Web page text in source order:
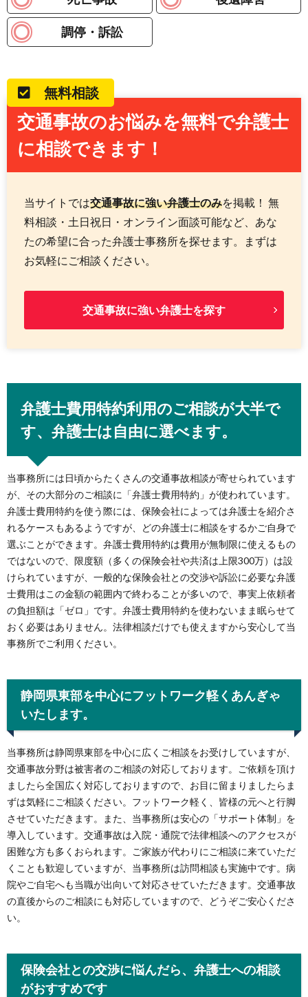
調停・訴訟
無料相談
交通事故のお悩みを無料で弁護士
に相談できます！
当サイトでは交通事故に強い弁護士のみを掲載！ 無
料相談・土日祝日・オンライン面談可能など、あな
たの希望に合った弁護士事務所を探せます。まずは
お気軽にご相談ください。
交通事故に強い弁護士を探す
弁護士費用特約利用のご相談が大半で
す、弁護士は自由に選べます。
当事務所には日頃からたくさんの交通事故相談が寄せられています
が、その大部分のご相談に「弁護士費用特約」が使われています。
弁護士費用特約を使う際には、保険会社によっては弁護士を紹介さ
れるケースもあるようですが、どの弁護士に相談をするかご自身で
選ぶことができます。弁護士費用特約は費用が無制限に使えるもの
ではないので、限度額（多くの保険会社や共済は上限300万）は設
けられていますが、一般的な保険会社との交渉や訴訟に必要な弁護
士費用はこの金額の範囲内で終わることが多いので、事実上依頼者
の負担額は「ゼロ」です。弁護士費用特約を使わないまま眠らせて
おく必要はありません。法律相談だけでも使えますから安心して当
事務所でご利用ください。
静岡県東部を中心にフットワーク軽くあんぎゃ
いたします。
当事務所は静岡県東部を中心に広くご相談をお受けしていますが、
交通事故分野は被害者のご相談の対応しております。ご依頼を頂け
ましたら全国広く対応しておりますので、お目に留まりましたらま
ずは気軽にご相談ください。フットワーク軽く、皆様の元へと行脚
させていただきます。また、当事務所は安心の「サポート体制」を
導入しています。交通事故は入院・通院で法律相談へのアクセスが
困難な方も多くおられます。ご家族が代わりにご相談に来ていただ
くことも歓迎していますが、当事務所は訪問相談も実施中です。病
院やご自宅へも当職が出向いて対応させていただきます。交通事故
の直後からのご相談にも対応していますので、どうぞご安心くださ
い。
保険会社との交渉に悩んだら、弁護士への相談
がおすすめです